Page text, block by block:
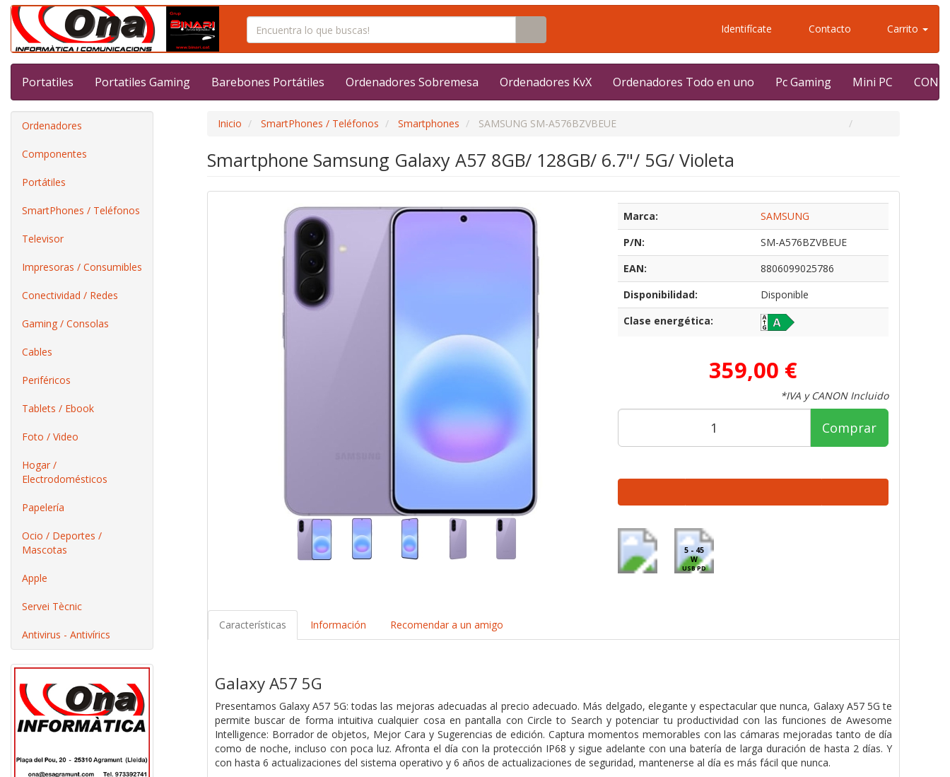
Identifícate Contacto Carrito
Portatiles Portatiles Gaming Barebones Portátiles Ordenadores Sobremesa Ordenadores KvX Ordenadores Todo en uno Pc Gaming Mini PC
Ordenadores
Componentes
Portátiles
SmartPhones / Teléfonos
Televisor
Impresoras / Consumibles
Conectividad / Redes
Gaming / Consolas
Cables
Periféricos
Tablets / Ebook
Foto / Video
Hogar /
Electrodomésticos
Papelería
Ocio / Deportes /
Mascotas
Apple
Servei Tècnic
Antivirus - Antivírics
Inicio SmartPhones / Teléfonos Smartphones SAMSUNG SM-A576BZVBEUE
Smartphone Samsung Galaxy A57 8GB/ 128GB/ 6.7"/ 5G/ Violeta
Marca:
SAMSUNG
P/N:
SM-A576BZVBEUE
EAN:
8806099025786
Disponibilidad:
Disponible
Clase energética:
359,00 €
*IVA y CANON Incluido
Comprar
5 - 45
W
USB PD
Características Información Recomendar a un amigo
Galaxy A57 5G
Presentamos Galaxy A57 5G: todas las mejoras adecuadas al precio adecuado. Más delgado, elegante y espectacular que nunca, Galaxy A57 5G te
permite buscar de forma intuitiva cualquier cosa en pantalla con Circle to Search y potenciar tu productividad con las funciones de Awesome
Intelligence: Borrador de objetos, Mejor Cara y Sugerencias de edición. Captura momentos memorables con las cámaras mejoradas tanto de día
como de noche, incluso con poca luz. Afronta el día con la protección IP68 y sigue adelante con una batería de larga duración de hasta 2 días. Y
con hasta 6 actualizaciones del sistema operativo y 6 años de actualizaciones de seguridad, mantenerse al día es más fácil que nunca.